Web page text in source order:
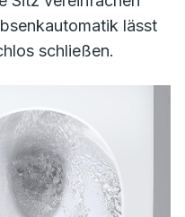
lässt
schließen.